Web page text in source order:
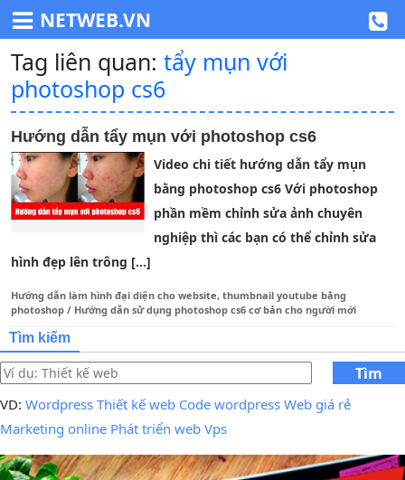
NETWEB.VN
Tag liên quan: tẩy mụn với
photoshop cs6
Hướng dẫn tẩy mụn với photoshop cs6
Video chi tiết hướng dẫn tẩy mụn
bằng photoshop cs6 Với photoshop
phần mềm chỉnh sửa ảnh chuyên
nghiệp thì các bạn có thể chỉnh sửa
hình đẹp lên trông […]
Hướng dẫn làm hình đại diện cho website, thumbnail youtube bằng
photoshop / Hướng dẫn sử dụng photoshop cs6 cơ bản cho người mới
Tìm kiếm
Tìm
VD: Wordpress Thiết kế web Code wordpress Web giá rẻ
Marketing online Phát triển web Vps